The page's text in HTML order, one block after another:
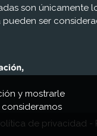
y mostrarle
son únicamente
ser
de privacidad -